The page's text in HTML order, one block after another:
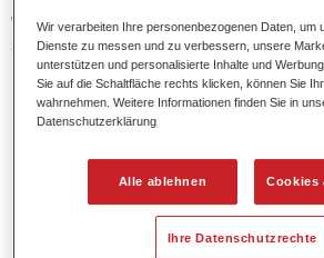
wasserverdünnbaren Basislacksystem.
speziellen PU-Dispersionstechnologie
Effektlackierungen.
Produktmerkmale
1,5 Spritzgängen.
Bietet ein gutes Standvermögen.
Verfügt über ein hohes
Besitzt eine hohe Farbtongenauigkeit.
Wir verarbeiten Ihre personenbezogenen Daten, um
Dienste zu messen und zu verbessern, unsere
unterstützen und personalisierte Inhalte und
Sie auf die Schaltfläche rechts klicken, können Sie
wahrnehmen. Weitere Informationen finden Sie in
Datenschutzerklärung
Alle ablehnen Cookies
Ihre Datenschutzrechte